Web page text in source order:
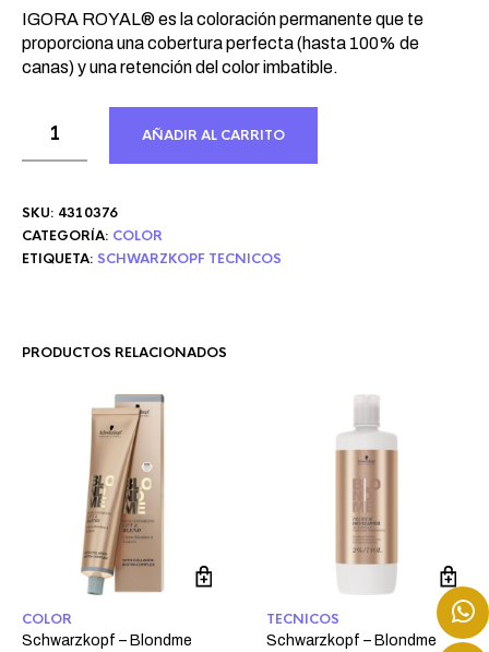
IGORA ROYAL® es la coloración permanente que te
proporciona una cobertura perfecta (hasta 100% de
canas) y una retención del color imbatible.
AÑADIR AL CARRITO
SKU: 4310376
CATEGORÍA: COLOR
ETIQUETA: SCHWARZKOPF TECNICOS
PRODUCTOS RELACIONADOS
COLOR
Schwarzkopf – Blondme
TECNICOS
Schwarzkopf – Blondme